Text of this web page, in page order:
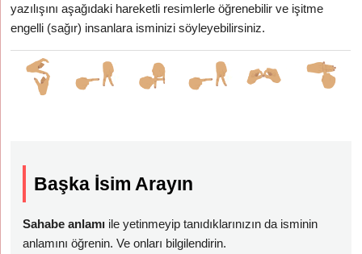
yazılışını aşağıdaki hareketli resimlerle öğrenebilir ve işitme
engelli (sağır) insanlara isminizi söyleyebilirsiniz.
Başka İsim Arayın
Sahabe anlamı ile yetinmeyip tanıdıklarınızın da isminin
anlamını öğrenin. Ve onları bilgilendirin.